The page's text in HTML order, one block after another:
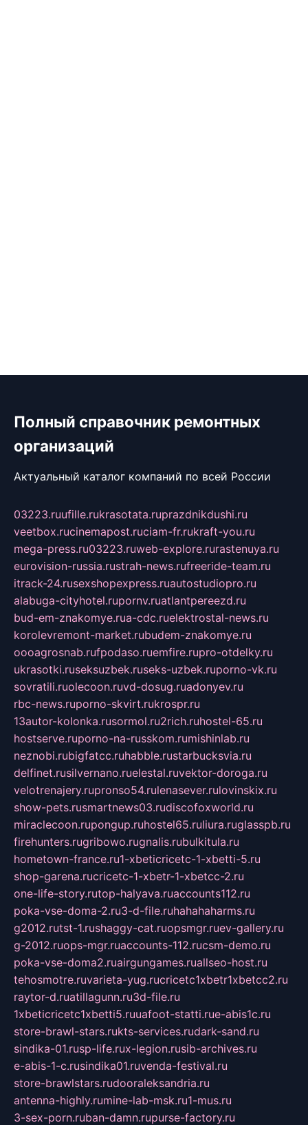
Полный справочник ремонтных
организаций
Актуальный каталог компаний по всей России
03223.ruufille.rukrasotata.ruprazdnikdushi.ru
veetbox.rucinemapost.ruciam-fr.rukraft-you.ru
mega-press.ru03223.ruweb-explore.rurastenuya.ru
eurovision-russia.rustrah-news.rufreeride-team.ru
itrack-24.rusexshopexpress.ruautostudiopro.ru
alabuga-cityhotel.rupornv.ruatlantpereezd.ru
bud-em-znakomye.rua-cdc.ruelektrostal-news.ru
korolevremont-market.rubudem-znakomye.ru
oooagrosnab.rufpodaso.ruemfire.rupro-otdelky.ru
ukrasotki.ruseksuzbek.ruseks-uzbek.ruporno-vk.ru
sovratili.ruolecoon.ruvd-dosug.ruadonyev.ru
rbc-news.ruporno-skvirt.rukrospr.ru
13autor-kolonka.rusormol.ru2rich.ruhostel-65.ru
hostserve.ruporno-na-russkom.rumishinlab.ru
neznobi.rubigfatcc.ruhabble.rustarbucksvia.ru
delfinet.rusilvernano.ruelestal.ruvektor-doroga.ru
velotrenajery.rupronso54.rulenasever.rulovinskix.ru
show-pets.rusmartnews03.rudiscofoxworld.ru
miraclecoon.rupongup.ruhostel65.ruliura.ruglasspb.ru
firehunters.rugribowo.rugnalis.rubulkitula.ru
hometown-france.ru1-xbeticricetc-1-xbetti-5.ru
shop-garena.rucricetc-1-xbetr-1-xbetcc-2.ru
one-life-story.rutop-halyava.ruaccounts112.ru
poka-vse-doma-2.ru3-d-file.ruhahahaharms.ru
g2012.rutst-1.rushaggy-cat.ruopsmgr.ruev-gallery.ru
g-2012.ruops-mgr.ruaccounts-112.rucsm-demo.ru
poka-vse-doma2.ruairgungames.ruallseo-host.ru
tehosmotre.ruvarieta-yug.rucricetc1xbetr1xbetcc2.ru
raytor-d.ruatillagunn.ru3d-file.ru
1xbeticricetc1xbetti5.ruuafoot-statti.rue-abis1c.ru
store-brawl-stars.rukts-services.rudark-sand.ru
sindika-01.rusp-life.rux-legion.rusib-archives.ru
e-abis-1-c.rusindika01.ruvenda-festival.ru
store-brawlstars.rudooraleksandria.ru
antenna-highly.rumine-lab-msk.ru1-mus.ru
3-sex-porn.ruban-damn.rupurse-factory.ru